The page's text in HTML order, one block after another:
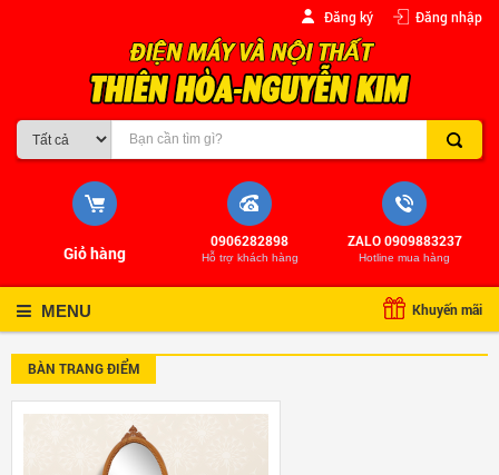
Đăng ký Đăng nhập
ZALO 0909883237
Hotline mua hàng
0906282898
Hỗ trợ khách hàng
Giỏ hàng
Khuyến mãi
MENU
BÀN TRANG ĐIỂM